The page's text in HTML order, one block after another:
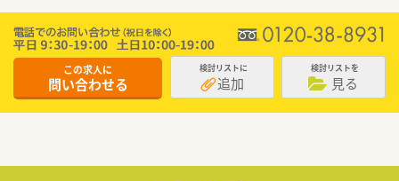
この求人に
問い合わせる
検討リストに
追加
検討リストを
見る